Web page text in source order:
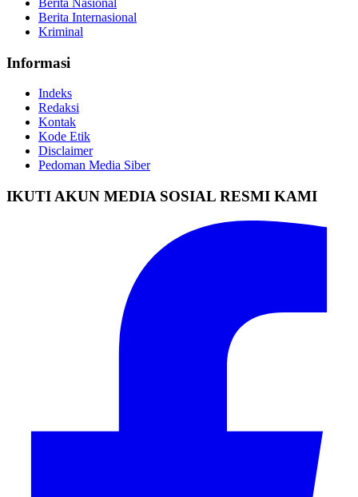
Berita Internasional
Kriminal
Informasi
Indeks
Redaksi
Kontak
Kode Etik
Disclaimer
Pedoman Media Siber
IKUTI AKUN MEDIA SOSIAL RESMI KAMI